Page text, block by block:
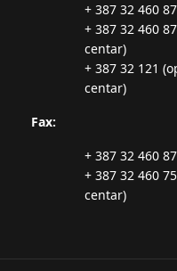
+ 387 32 460
+ 387 32 460
centar)
+ 387 32 121
centar)
Fax:
+ 387 32 460
+ 387 32 460
centar)